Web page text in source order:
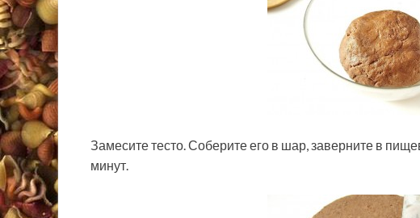
Замесите тесто. Соберите его в шар, заверните в
минут.